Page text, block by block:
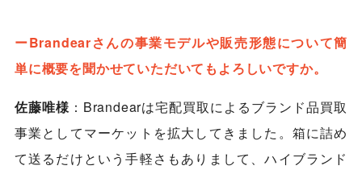
ーBrandearさんの事業モデルや販売形態について簡
単に概要を聞かせていただいてもよろしいですか。
佐藤唯様：Brandearは宅配買取によるブランド品買取
事業としてマーケットを拡大してきました。箱に詰め
て送るだけという手軽さもありまして、ハイブランド